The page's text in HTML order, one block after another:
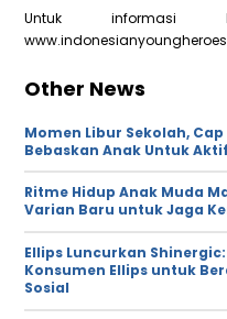
Untuk informasi
Other News
Momen Libur Sekolah,
Bebaskan Anak Untuk
Ritme Hidup Anak Muda
Varian Baru untuk Jaga
Ellips Luncurkan
Konsumen Ellips untuk
Sosial